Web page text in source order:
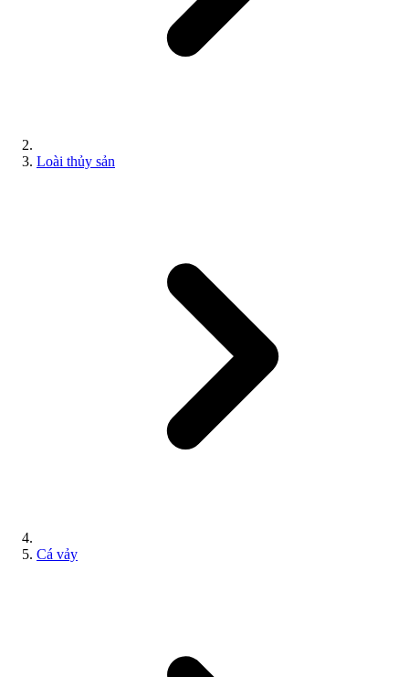
Loài thủy sản
Cá vảy